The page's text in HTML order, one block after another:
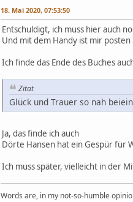
18. Mai 2020, 07:53:50
Entschuldigt, ich muss hier auch
Und mit dem Handy ist mir
Ich finde das Ende des Buches
Zitat
Glück und Trauer so nah
Ja, das finde ich auch
Dörte Hansen hat ein Gespür für
Ich muss später, vielleicht in der
Words are, in my not-so-humble